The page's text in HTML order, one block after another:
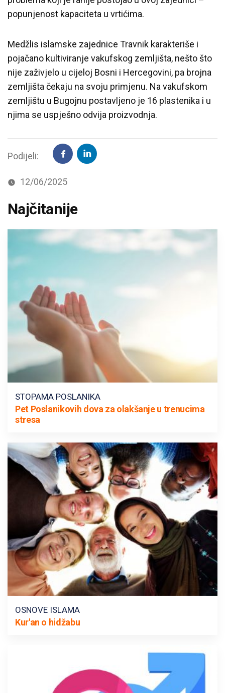
popunjenost kapaciteta u vrtićima.
Medžlis islamske zajednice Travnik karakteriše i
pojačano kultiviranje vakufskog zemljišta, nešto što
nije zaživjelo u cijeloj Bosni i Hercegovini, pa brojna
zemljišta čekaju na svoju primjenu. Na vakufskom
zemljištu u Bugojnu postavljeno je 16 plastenika i u
njima se uspješno odvija proizvodnja.
Podijeli:
12/06/2025
Najčitanije
STOPAMA POSLANIKA
Pet Poslanikovih dova za olakšanje u trenucima
stresa
OSNOVE ISLAMA
Kur'an o hidžabu